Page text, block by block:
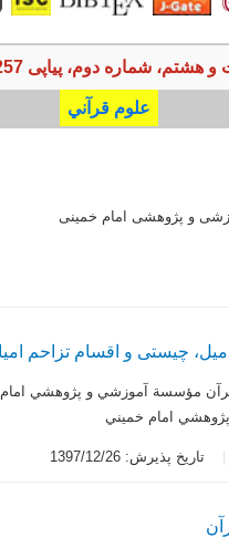
علوم قرآني
و پژوهشی امام خمینی
چیستی و اقسام تزاحم
مؤسسة آموزشي و پژوهشي
امام خميني
تاریخ پذیرش: 1397/12/26